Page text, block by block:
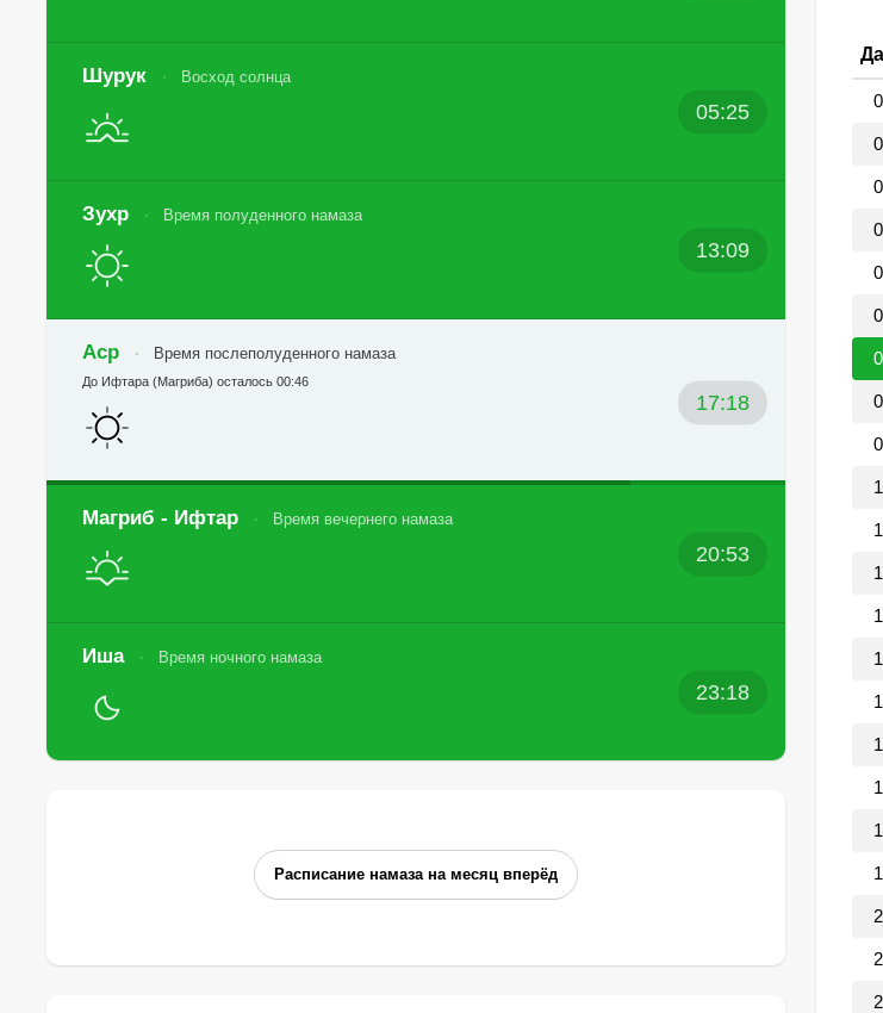
Шурук Восход солнца
05:25
Зухр Время полуденного намаза
13:09
Аср Время послеполуденного намаза
17:18
До Ифтара (Магриба) осталось 00:46
Магриб - Ифтар Время вечернего намаза
20:53
Иша Время ночного намаза
23:18
Расписание намаза на месяц вперёд